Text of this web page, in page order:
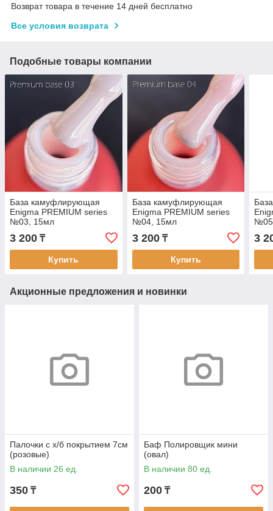
Возврат товара в течение 14 дней бесплатно
Все условия возврата
Подобные товары компании
База камуфлирующая
Enigma PREMIUM series
№03, 15мл
3 200 ₸
Купить
База камуфлирующая
Enigma PREMIUM series
№04, 15мл
3 200₸
Купить
3
Акционные предложения и новинки
Палочки с х/б покрытием 7см
(розовые)
В наличии 26 ед.
350 ₸
Баф Полировщик мини
(овал)
В наличии 80 ед.
200 ₸